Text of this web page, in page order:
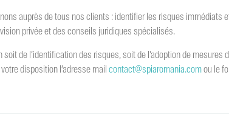
auprès de tous nos clients : identifier les risques
privée et des conseils juridiques spécialisés.
de l’identification des risques, soit de l’adoption de mesures
disposition l’adresse mail contact@spiaromania.comou le